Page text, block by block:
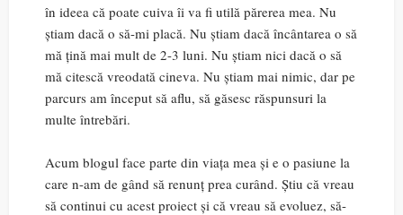
în ideea că poate cuiva îi va fi utilă părerea mea. Nu
știam dacă o să-mi placă. Nu știam dacă încântarea o să
mă țină mai mult de 2-3 luni. Nu știam nici dacă o să
mă citescă vreodată cineva. Nu știam mai nimic, dar pe
parcurs am început să aflu, să găsesc răspunsuri la
multe întrebări.
Acum blogul face parte din viața mea și e o pasiune la
care n-am de gând să renunț prea curând. Știu că vreau
să continui cu acest proiect și că vreau să evoluez, să-